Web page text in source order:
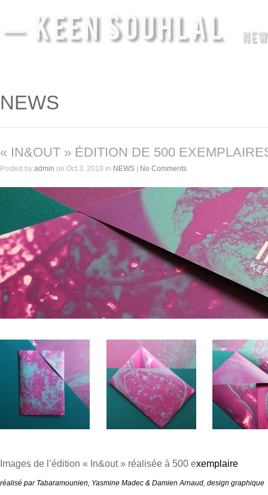
— KEEN SOUHLAL
NEWS
« IN&OUT » ÉDITION DE 500
Posted by admin on Oct 3, 2018 in NEWS No Comments
Images de l’édition « In&out » réalisée à 500 exemplaire
réalisé par Tabaramounien, Yasmine Madec & Damien Arnaud, design graphique